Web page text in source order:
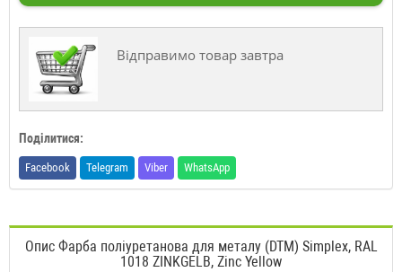
Відправимо товар завтра
Поділитися:
Facebook Telegram Viber WhatsApp
Опис Фарба поліуретанова для металу (DTM) Simplex, RAL
1018 ZINKGELB, Zinc Yellow